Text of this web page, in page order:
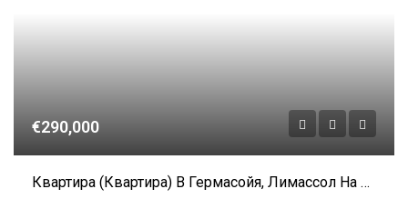
€290,000
Квартира (Квартира) В Гермасойя, Лимассол На Продажу